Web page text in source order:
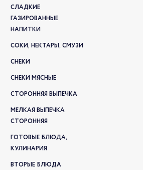
СЛАДКИЕ
ГАЗИРОВАННЫЕ
НАПИТКИ
СОКИ, НЕКТАРЫ, СМУЗИ
СНЕКИ
СНЕКИ МЯСНЫЕ
СТОРОННЯЯ ВЫПЕЧКА
МЕЛКАЯ ВЫПЕЧКА
СТОРОННЯЯ
ГОТОВЫЕ БЛЮДА,
КУЛИНАРИЯ
ВТОРЫЕ БЛЮДА